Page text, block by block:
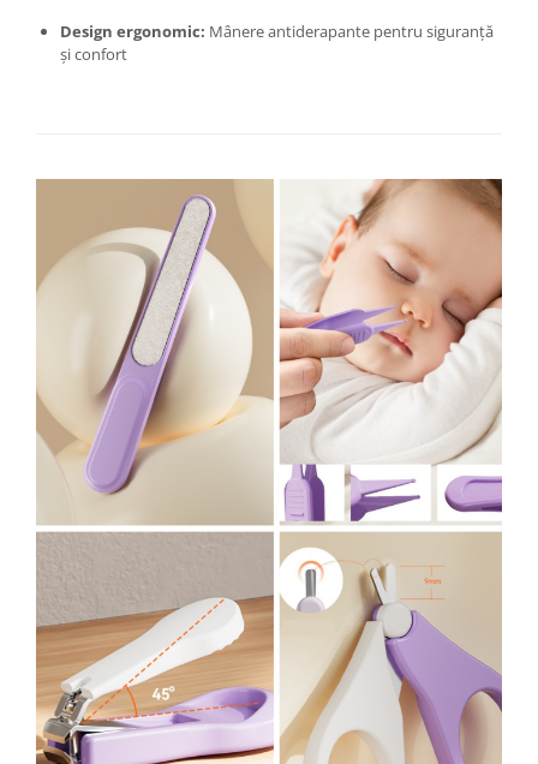
Unelte altoit
Unelte manuale de gradina -
Pentru Casa si Camping
Aragaze, plite, piese butelii de
voiaj
Accesorii aragaze & butelii
Gratare
Pirostrii si accesorii pentru gatit
Plite & aragaze
Iluminat & electrice
Prelungitoare & cabluri electrice
Coliere plastic
Conectori/doze
Corpuri de iluminat
Lampi solare
Lanterne
Lumina de crestere pentru plante
Design ergonomic: Mânere antiderapante pentru siguranță
și confort